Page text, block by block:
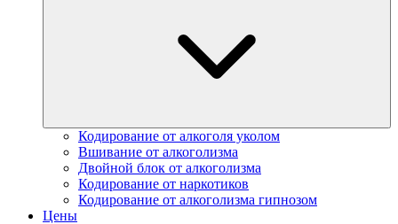
Кодирование от алкоголя уколом
Вшивание от алкоголизма
Двойной блок от алкоголизма
Кодирование от наркотиков
Кодирование от алкоголизма гипнозом
Цены